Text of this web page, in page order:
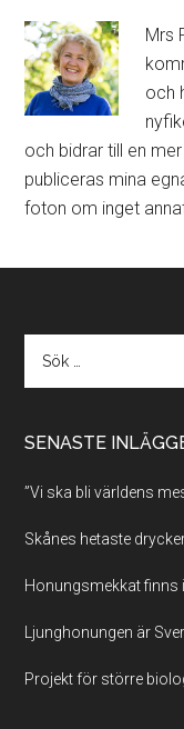
Mrs
och
och bidrar till en
publiceras mina
foton om inget
SENASTE
”Vi ska bli världens
Skånes hetaste
Honungsmekkat finns
Ljunghonungen är
Projekt för större